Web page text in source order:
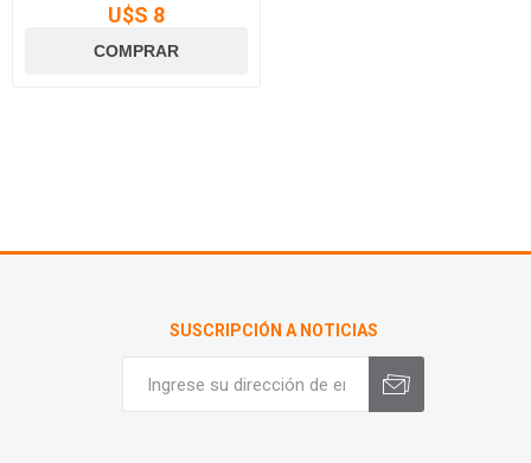
U$S 8
SUSCRIPCIÓN A NOTICIAS